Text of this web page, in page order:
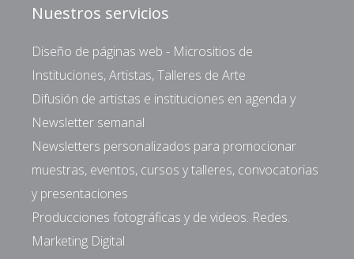
Nuestros servicios
Diseño de páginas web - Micrositios de
Instituciones, Artistas, Talleres de Arte
Difusión de artistas e instituciones en agenda y
Newsletter semanal
Newsletters personalizados para promocionar
muestras, eventos, cursos y talleres, convocatorias
y presentaciones
Producciones fotográficas y de videos. Redes.
Marketing Digital